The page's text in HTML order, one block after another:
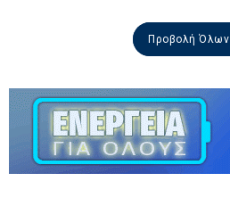
Προβολή Όλων